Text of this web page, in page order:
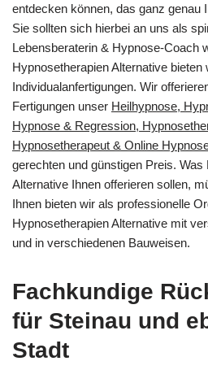
entdecken können, das ganz genau
Sie sollten sich hierbei an uns als
Lebensberaterin & Hypnose-Coach
Hypnosetherapien Alternative bieten
Individualanfertigungen. Wir
Fertigungen unser Heilhypnose,
Hypnose & Regression,
Hypnosetherapeut & Online
gerechten und günstigen Preis. Was
Alternative Ihnen offerieren sollen,
Ihnen bieten wir als professionelle
Hypnosetherapien Alternative mit
und in verschiedenen Bauweisen.
Fachkundige
für Steinau und
Stadt